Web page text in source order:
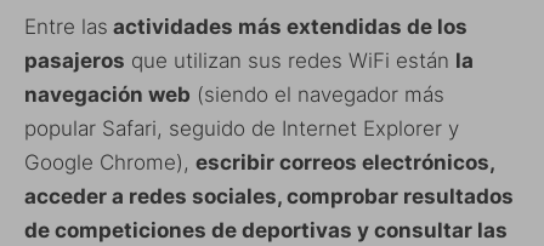
Entre las actividades más extendidas de los
pasajeros que utilizan sus redes WiFi están la
navegación web (siendo el navegador más
popular Safari, seguido de Internet Explorer y
Google Chrome), escribir correos electrónicos,
acceder a redes sociales, comprobar resultados
de competiciones de deportivas y consultar las